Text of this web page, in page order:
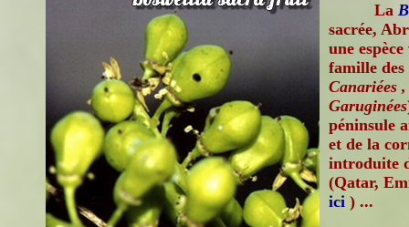
La
sacrée,
une
famille des
Canariées
Garuginées
péninsule
et de la
introduite
(Qatar,
ici ) ...